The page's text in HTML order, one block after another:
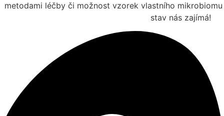
metodami léčby či možnost vzorek vlastního
stav nás zajímá!